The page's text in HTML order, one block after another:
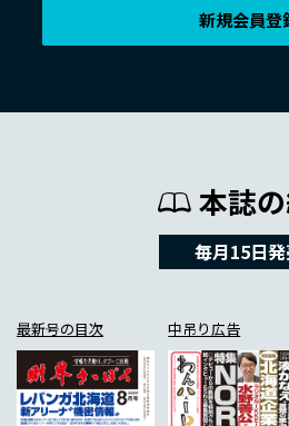
新規会員登
本誌
毎月15日
最新号の目次 中吊り広告